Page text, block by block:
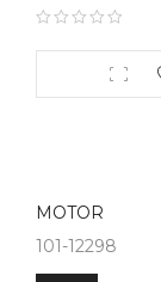
MOTOR
101-12298